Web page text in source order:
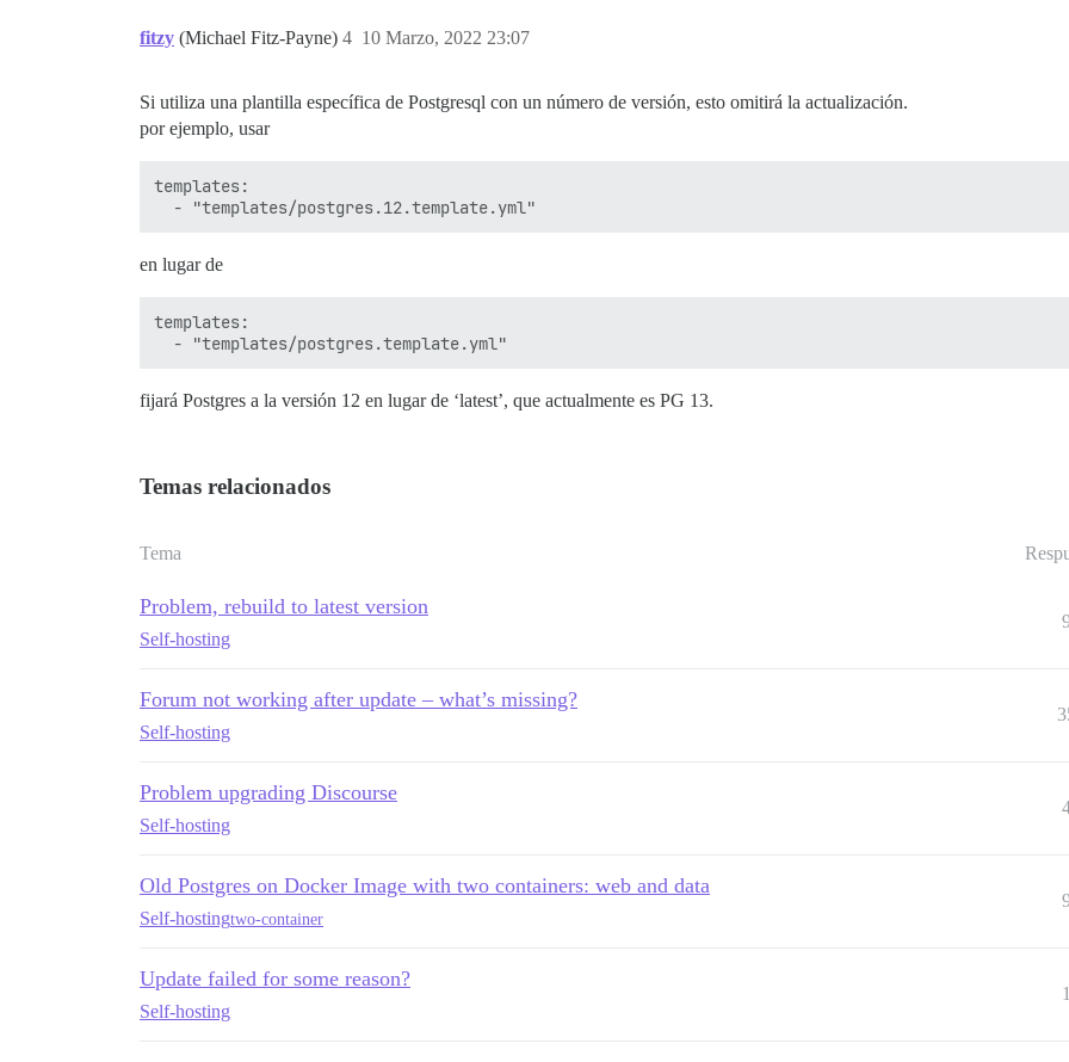
fitzy (Michael Fitz-Payne) 10 Marzo, 2022 23:07
4
Si utiliza una plantilla específica de Postgresql con un número de versión, esto omitirá la actualización.
por ejemplo, usar
templates:
en lugar de
templates:
fijará Postgres a la versión 12 en lugar de ‘latest’, que actualmente es PG 13.
Temas relacionados
Tema
Problem, rebuild to latest version
Self-hosting
Forum not working after update – what’s missing?
Self-hosting
Problem upgrading Discourse
Self-hosting
Old Postgres on Docker Image with two containers: web and data
Self-hostingtwo-container
Update failed for some reason?
Self-hosting
1